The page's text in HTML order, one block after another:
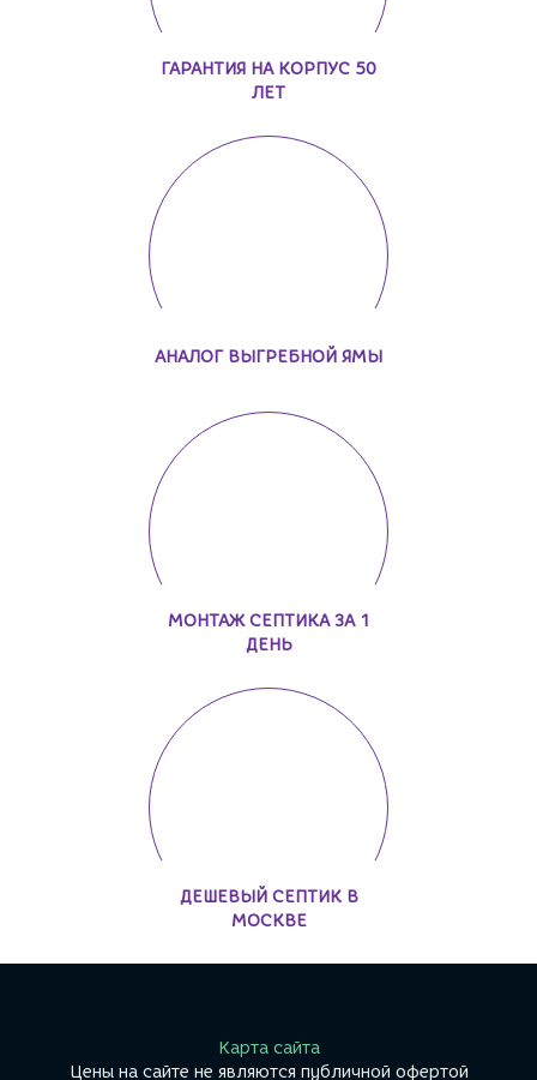
ГАРАНТИЯ НА КОРПУС 50
ЛЕТ
АНАЛОГ ВЫГРЕБНОЙ ЯМЫ
МОНТАЖ СЕПТИКА ЗА 1
ДЕНЬ
ДЕШЕВЫЙ СЕПТИК В
МОСКВЕ
Карта сайта
Цены на сайте не являются публичной офертой